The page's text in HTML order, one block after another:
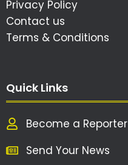
Privacy Policy
Contact us
Terms & Conditions
Quick Links
Become a Reporter
Send Your News